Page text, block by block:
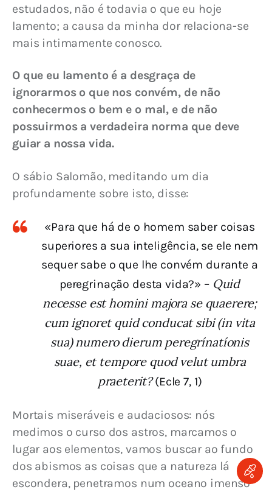
estudados, não é todavia o que eu hoje
lamento; a causa da minha dor relaciona-se
mais intimamente conosco.
O que eu lamento é a desgraça de
ignorarmos o que nos convém, de não
conhecermos o bem e o mal, e de não
possuirmos a verdadeira norma que deve
guiar a nossa vida.
O sábio Salomão, meditando um dia
profundamente sobre isto, disse:
«Para que há de o homem saber coisas
superiores a sua inteligência, se ele nem
sequer sabe o que lhe convém durante a
peregrinação desta vida?» – Quid
necesse est homini majora se quaerere;
cum ignoret quid conducat sibi (in vita
sua) numero dierum peregrínatíonis
suae, et tempore quod velut umbra
praeterit?(Ecle 7, 1)
Mortais miseráveis e audaciosos: nós
medimos o curso dos astros, marcamos o
lugar aos elementos, vamos buscar ao fundo
dos abismos as coisas que a natureza lá
escondera, penetramos num oceano imenso